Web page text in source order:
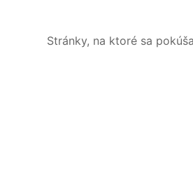
Stránky, na ktoré sa